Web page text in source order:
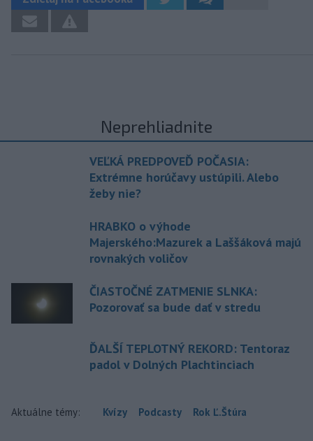
Neprehliadnite
VEĽKÁ PREDPOVEĎ POČASIA:
Extrémne horúčavy ustúpili. Alebo
žeby nie?
HRABKO o výhode
Majerského:Mazurek a Laššáková majú
rovnakých voličov
ČIASTOČNÉ ZATMENIE SLNKA:
Pozorovať sa bude dať v stredu
ĎALŠÍ TEPLOTNÝ REKORD: Tentoraz
padol v Dolných Plachtinciach
Aktuálne témy: Kvízy Podcasty Rok Ľ.Štúra